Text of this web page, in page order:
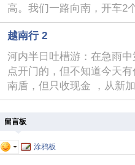
高。我们一路向南，开车2
越南行 2
河内半日吐槽游：在急雨
点开门的，但不知道今天
南盾，但只收现金 ，从新
留言板
涂鸦板